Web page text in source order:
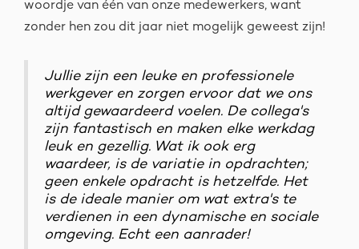
woordje van één van onze medewerkers, want
zonder hen zou dit jaar niet mogelijk geweest zijn!
Jullie zijn een leuke en professionele
werkgever en zorgen ervoor dat we ons
altijd gewaardeerd voelen. De collega's
zijn fantastisch en maken elke werkdag
leuk en gezellig. Wat ik ook erg
waardeer, is de variatie in opdrachten;
geen enkele opdracht is hetzelfde. Het
is de ideale manier om wat extra's te
verdienen in een dynamische en sociale
omgeving. Echt een aanrader!